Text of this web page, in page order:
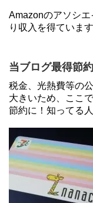
【2倍
登録と
3/31ま
ソニー
もらえ
【対象
ントキ
【解決
い、パ
Amazonのアソシ
り収入を得ています
当ブログ最得節
税金、光熱費等の
大きいため、ここ
節約に！知ってる